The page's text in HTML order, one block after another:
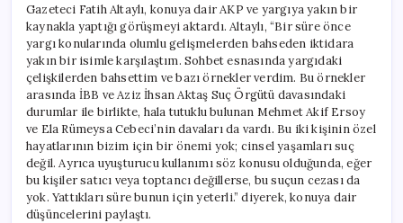
Gazeteci Fatih Altaylı, konuya dair AKP ve yargıya yakın bir
kaynakla yaptığı görüşmeyi aktardı. Altaylı, “Bir süre önce
yargı konularında olumlu gelişmelerden bahseden iktidara
yakın bir isimle karşılaştım. Sohbet esnasında yargıdaki
çelişkilerden bahsettim ve bazı örnekler verdim. Bu örnekler
arasında İBB ve Aziz İhsan Aktaş Suç Örgütü davasındaki
durumlar ile birlikte, hala tutuklu bulunan Mehmet Akif Ersoy
ve Ela Rümeysa Cebeci’nin davaları da vardı. Bu iki kişinin özel
hayatlarının bizim için bir önemi yok; cinsel yaşamları suç
değil. Ayrıca uyuşturucu kullanımı söz konusu olduğunda, eğer
bu kişiler satıcı veya toptancı değillerse, bu suçun cezası da
yok. Yattıkları süre bunun için yeterli.” diyerek, konuya dair
düşüncelerini paylaştı.